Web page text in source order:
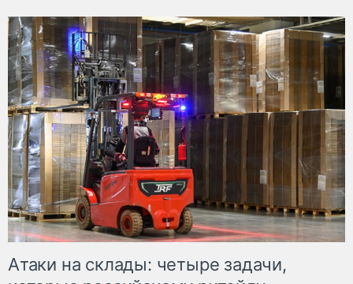
Атаки на склады: четыре задачи,